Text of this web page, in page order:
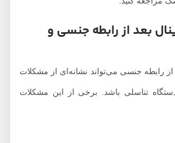
بعد از رابطه جنسی و
جنسی می‌تواند نشانه‌ای از مشکلات
تناسلی باشد. برخی از این مشکلات